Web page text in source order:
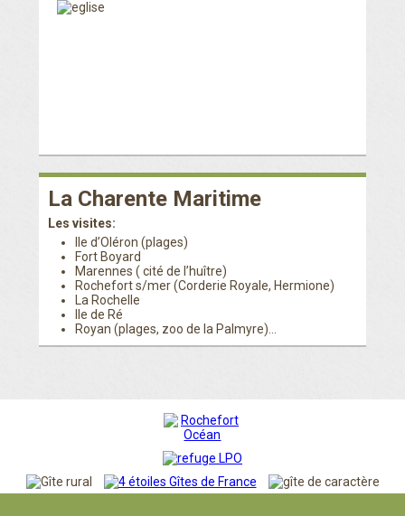
La Charente Maritime
Les visites:
Ile d’Oléron (plages)
Fort Boyard
Marennes ( cité de l’huître)
Rochefort s/mer (Corderie Royale, Hermione)
La Rochelle
Ile de Ré
Royan (plages, zoo de la Palmyre)…